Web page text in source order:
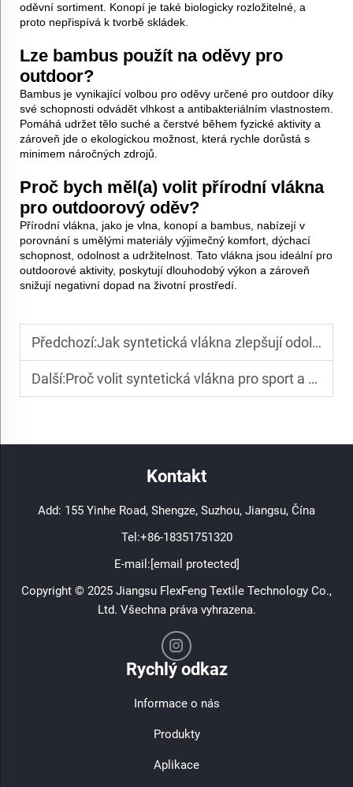
oděvní sortiment. Konopí je také biologicky rozložitelné, a
proto nepřispívá k tvorbě skládek.
Lze bambus použít na oděvy pro
outdoor?
Bambus je vynikající volbou pro oděvy určené pro outdoor díky
své schopnosti odvádět vlhkost a antibakteriálním vlastnostem.
Pomáhá udržet tělo suché a čerstvé během fyzické aktivity a
zároveň jde o ekologickou možnost, která rychle dorůstá s
minimem náročných zdrojů.
Proč bych měl(a) volit přírodní vlákna
pro outdoorový oděv?
Přírodní vlákna, jako je vlna, konopí a bambus, nabízejí v
porovnání s umělými materiály výjimečný komfort, dýchací
schopnost, odolnost a udržitelnost. Tato vlákna jsou ideální pro
outdoorové aktivity, poskytují dlouhodobý výkon a zároveň
snižují negativní dopad na životní prostředí.
Předchozí:Jak syntetická vlákna zlepšují odolnost látek?
Další:Proč volit syntetická vlákna pro sport a přírodu?
Kontakt
Add: 155 Yinhe Road, Shengze, Suzhou, Jiangsu, Čína
Tel:+86-18351751320
E-mail: [email protected]
Copyright © 2025 Jiangsu FlexFeng Textile Technology Co.,
Ltd. Všechna práva vyhrazena.
Rychlý odkaz
Informace o nás
Produkty
Aplikace